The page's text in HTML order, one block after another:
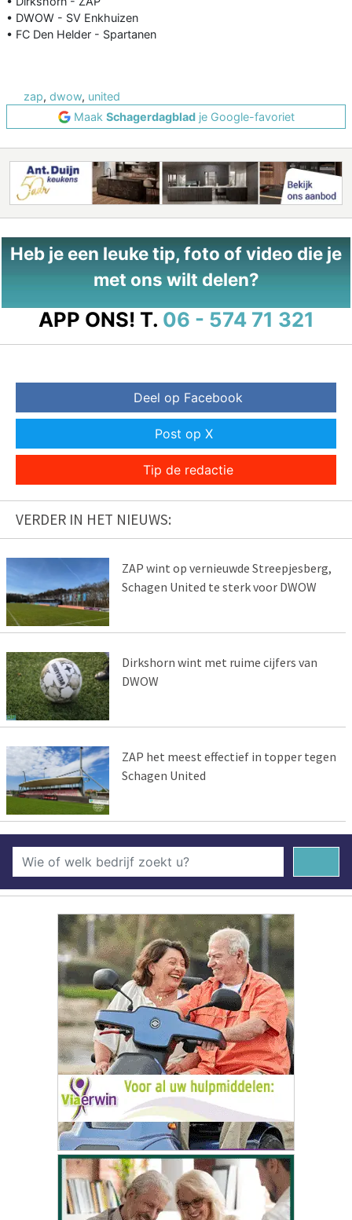
• DWOW - SV Enkhuizen
• FC Den Helder - Spartanen
zap, dwow, united
Maak Schagerdagbladje Google-favoriet
Heb je een leuke tip, foto of video die je
met ons wilt delen?
APP ONS! T. 06 - 574 71 321
Deel op Facebook
Post op X
Tip de redactie
VERDER IN HET NIEUWS:
ZAP wint op vernieuwde Streepjesberg,
Schagen United te sterk voor DWOW
Dirkshorn wint met ruime cijfers van
DWOW
ZAP het meest effectief in topper tegen
Schagen United